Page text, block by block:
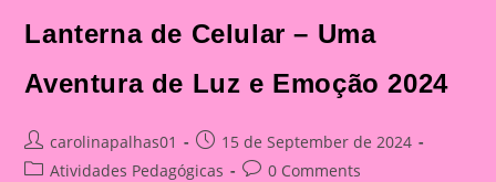
Lanterna de Celular – Uma
Aventura de Luz e Emoção 2024
Post
author:
carolinapalhas01
Post
published:
15 de September de 2024
PostAtividades Pedagógicas
Post0 Comments